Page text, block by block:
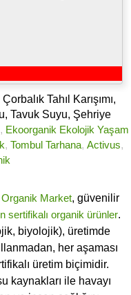
Tahıl Karışımı,
Tavuk Suyu, Şehriye
, Ekoorganik Ekolojik Yaşam
, Tombul Tarhana, Activus,
Organik Market, güvenilir
sertifikalı organik ürünler.
biyolojik), üretimde
her aşaması
üretim biçimidir.
kaynakları ile havayı